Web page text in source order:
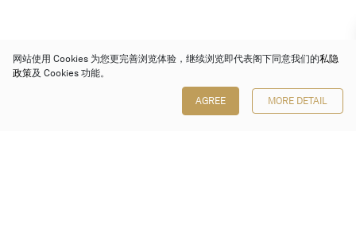
网站使用 Cookies 为您更完善浏览体验，继续浏览即代表阁下同意我们的私隐
政策及 Cookies 功能。
AGREE MORE DETAIL